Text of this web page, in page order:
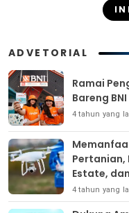
ADVETORIAL
Ramai
Bareng
4 tahun yang
Pertanian,
Estate,
4 tahun yang